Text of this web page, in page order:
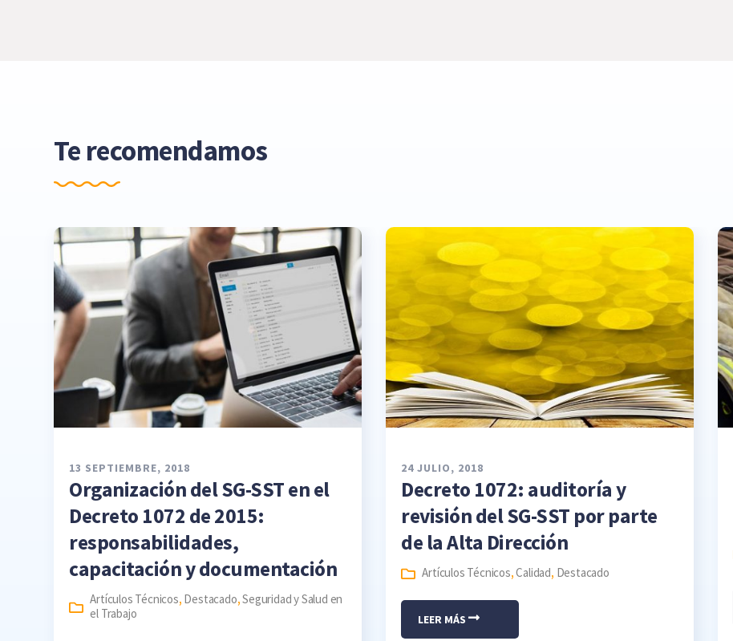
Te recomendamos
13 SEPTIEMBRE, 2018
Organización del SG-SST en el
Decreto 1072 de 2015:
responsabilidades,
capacitación y documentación
Artículos Técnicos, Destacado,Seguridad y Salud en
el Trabajo
24 JULIO, 2018
Decreto 1072: auditoría y
revisión del SG-SST por parte
de la Alta Dirección
Artículos Técnicos,Calidad, Destacado
LEER MÁS